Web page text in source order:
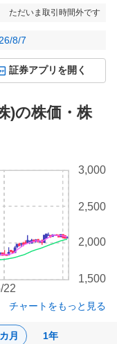
ただいま取引時間外です
8/7
証券アプリを開く
)の株価・株
月 1年
1,500
2,000
2,500
3,000
22
チャートをもっと見る